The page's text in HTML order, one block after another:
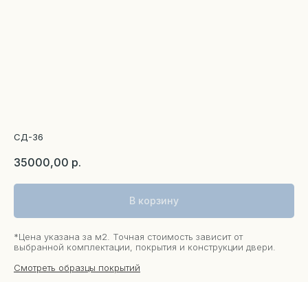
СД-36
35000,00 р.
В корзину
*Цена указана за м2. Точная стоимость зависит от
выбранной комплектации, покрытия и конструкции двери.
Смотреть образцы покрытий